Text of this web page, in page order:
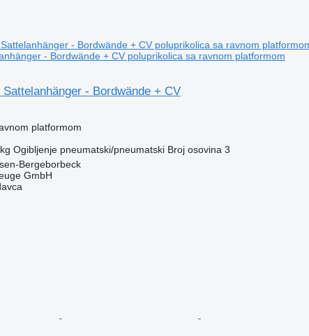
- Bordwände + CV poluprikolica sa ravnom platformom
- Bordwände + CV
platformom
Ogibljenje pneumatski/pneumatski Broj osovina 3
Bergeborbeck
GmbH